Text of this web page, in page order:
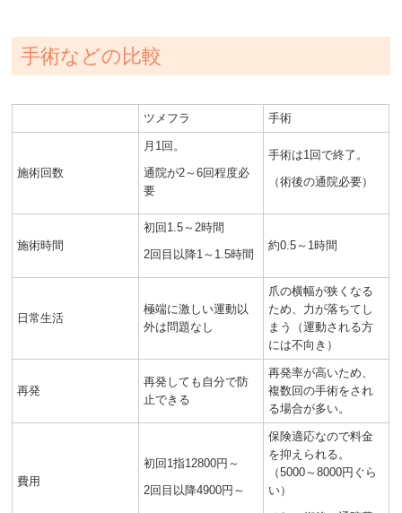
手術などの比較
ツメフラ 手術
施術回数
月1回。
通院が2～6回程度必
要
手術は1回で終了。
（術後の通院必要）
施術時間
初回1.5～2時間
2回目以降1～1.5時間
約0.5～1時間
日常生活
極端に激しい運動以
外は問題なし
爪の横幅が狭くなる
ため、力が落ちてし
まう（運動される方
には不向き）
再発
再発しても自分で防
止できる
再発率が高いため、
複数回の手術をされ
る場合が多い。
費用
初回1指12800円～
2回目以降4900円～
保険適応なので料金
を抑えられる。
（5000～8000円ぐら
い）